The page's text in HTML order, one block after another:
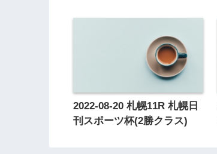
2022-08-20 札幌11R 札幌日
刊スポーツ杯(2勝クラス)